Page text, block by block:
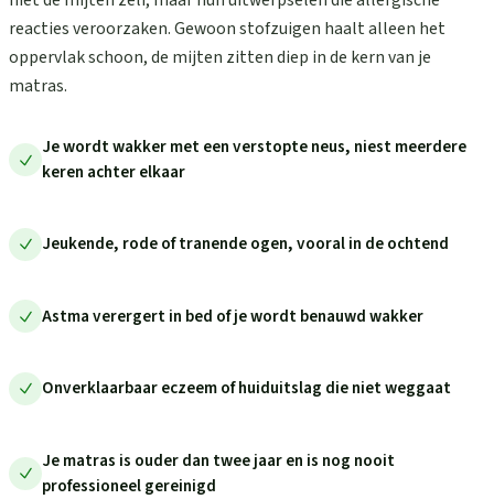
reacties veroorzaken. Gewoon stofzuigen haalt alleen het
oppervlak schoon, de mijten zitten diep in de kern van je
matras.
Je wordt wakker met een verstopte neus, niest meerdere
keren achter elkaar
Jeukende, rode of tranende ogen, vooral in de ochtend
Astma verergert in bed of je wordt benauwd wakker
Onverklaarbaar eczeem of huiduitslag die niet weggaat
Je matras is ouder dan twee jaar en is nog nooit
professioneel gereinigd